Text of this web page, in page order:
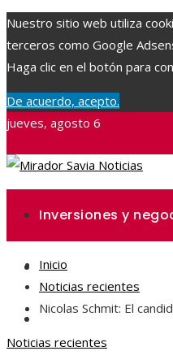
Nuestro sitio web utiliza
terceros como Google
Haga clic en el botón para
De acuerdo, acepto.
jueves, agosto 6
Inversiones y
Ciencia y
Responsabilidad
Inicio
Noticias recientes
Nicolas Schmit: El
Noticias recientes